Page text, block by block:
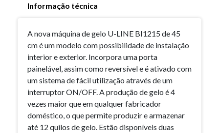
Informação técnica
A nova máquina de gelo U-LINE BI1215 de 45
cm é um modelo com possibilidade de instalação
interior e exterior. Incorpora uma porta
painelável, assim como reversível e é ativado com
um sistema de fácil utilização através de um
interruptor ON/OFF. A produção de gelo é 4
vezes maior que em qualquer fabricador
doméstico, o que permite produzir e armazenar
até 12 quilos de gelo. Estão disponíveis duas